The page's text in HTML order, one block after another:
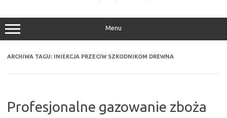
Menu
ARCHIWA TAGU: INIEKCJA PRZECIW SZKODNIKOM DREWNA
Profesjonalne gazowanie zboża